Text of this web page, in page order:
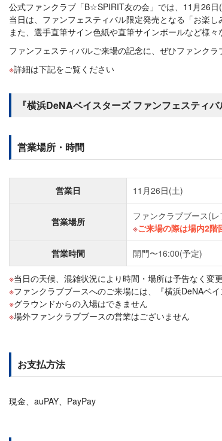
公式ファンクラブ「B☆SPIRIT友の会」では、11月26
当日は、ファンフェスティバル限定発売となる「お楽
また、選手直筆サイン色紙や直筆サインボールなど様
ファンフェスティバルご来場の記念に、ぜひファンク
詳細は下記をご覧ください
『横浜DeNAベイスターズ ファンフェスティ
営業場所・時間
営業日 11月26日(土)
営業場所
ファンクラブブース(
ご来場の際は場内2階
営業時間 開門〜16:00(予定)
当日の天候、混雑状況により時間・場所は予告なく変
ファンクラブブースへのご来場には、『横浜DeNAベ
グラウンドからの入場はできません
場外ファンクラブブースの営業はございません
お支払方法
現金、auPAY、PayPay